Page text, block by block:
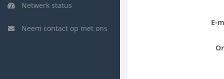
Netwerk status
Neem contact op met ons
E-